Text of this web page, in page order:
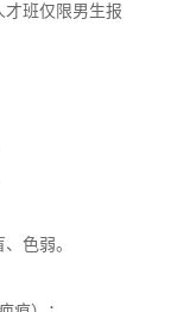
班仅限男生报
色弱。